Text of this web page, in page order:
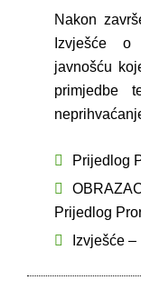
Nakon
Izvješće o
javnošću
primjedbe
Prijedlog
Prijedlog
Izvješće